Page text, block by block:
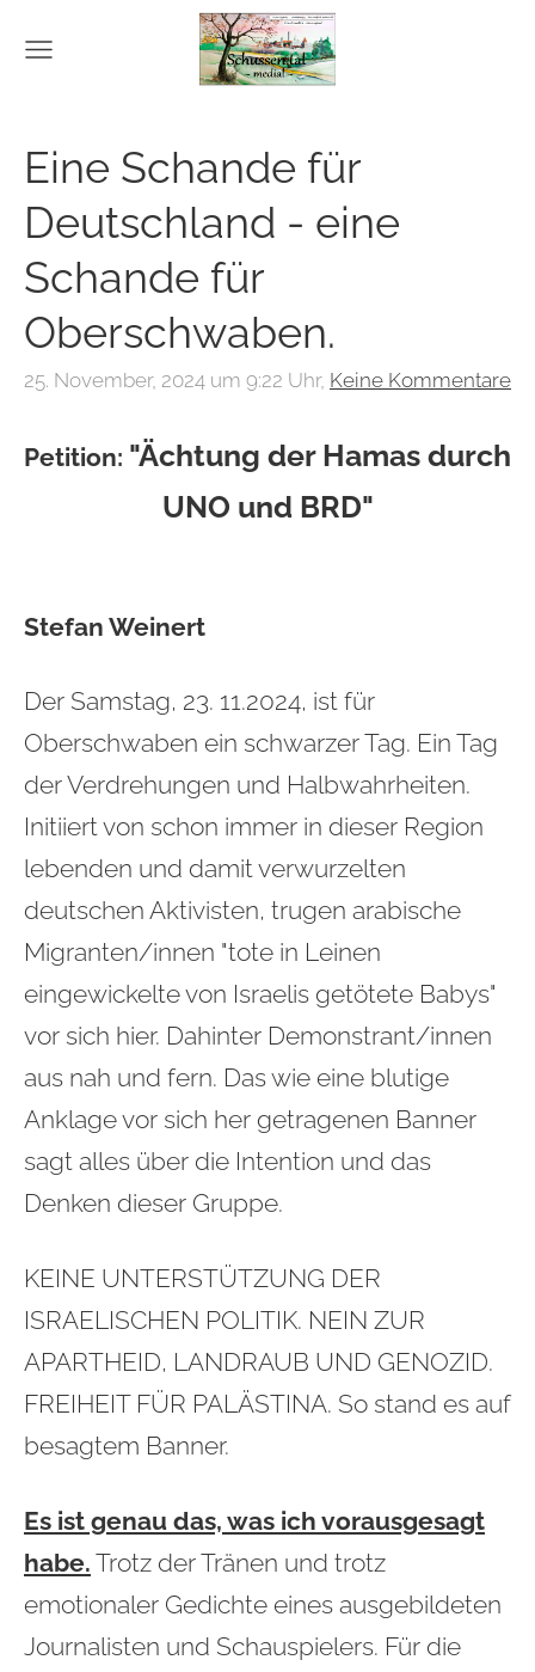
Eine Schande für
Deutschland - eine
Schande für
Oberschwaben.
25. November, 2024 um 9:22 Uhr, Keine Kommentare
Petition: "Ächtung der Hamas durch
UNO und BRD"
Stefan Weinert
Der Samstag, 23. 11.2024, ist für
Oberschwaben ein schwarzer Tag. Ein Tag
der Verdrehungen und Halbwahrheiten.
Initiiert von schon immer in dieser Region
lebenden und damit verwurzelten
deutschen Aktivisten, trugen arabische
Migranten/innen "tote in Leinen
eingewickelte von Israelis getötete Babys"
vor sich hier. Dahinter Demonstrant/innen
aus nah und fern. Das wie eine blutige
Anklage vor sich her getragenen Banner
sagt alles über die Intention und das
Denken dieser Gruppe.
KEINE UNTERSTÜTZUNG DER
ISRAELISCHEN POLITIK. NEIN ZUR
APARTHEID, LANDRAUB UND GENOZID.
FREIHEIT FÜR PALÄSTINA. So stand es auf
besagtem Banner.
Es ist genau das, was ich vorausgesagt
habe. Trotz der Tränen und trotz
emotionaler Gedichte eines ausgebildeten
Journalisten und Schauspielers. Für die